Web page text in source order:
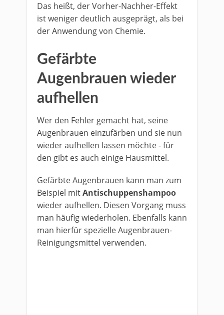
Das heißt, der Vorher-Nachher-Effekt
ist weniger deutlich ausgeprägt, als bei
der Anwendung von Chemie.
Gefärbte
Augenbrauen wieder
aufhellen
Wer den Fehler gemacht hat, seine
Augenbrauen einzufärben und sie nun
wieder aufhellen lassen möchte - für
den gibt es auch einige Hausmittel.
Gefärbte Augenbrauen kann man zum
Beispiel mitAntischuppenshampoo
wieder aufhellen. Diesen Vorgang muss
man häufig wiederholen. Ebenfalls kann
man hierfür spezielle Augenbrauen-
Reinigungsmittel verwenden.